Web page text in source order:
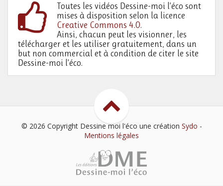
Toutes les vidéos Dessine-moi l’éco sont
mises à disposition selon la licence
Creative Commons 4.0.
Ainsi, chacun peut les visionner, les
télécharger et les utiliser gratuitement, dans un
but non commercial et à condition de citer le site
Dessine-moi l’éco.
© 2026 Copyright Dessine moi l'éco une création Sydo -
Mentions légales